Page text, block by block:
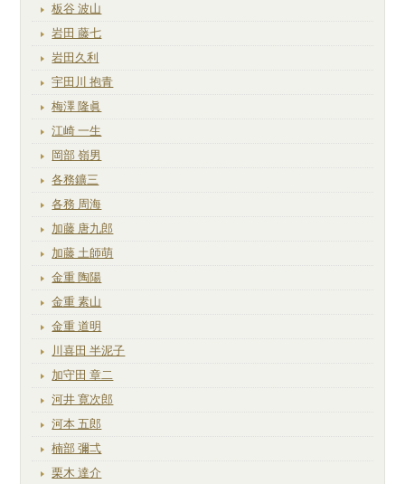
板谷 波山
岩田 藤七
岩田久利
宇田川 抱青
梅澤 隆眞
江崎 一生
岡部 嶺男
各務鑛三
各務 周海
加藤 唐九郎
加藤 土師萌
金重 陶陽
金重 素山
金重 道明
川喜田 半泥子
加守田 章二
河井 寛次郎
河本 五郎
楠部 彌弌
栗木 達介